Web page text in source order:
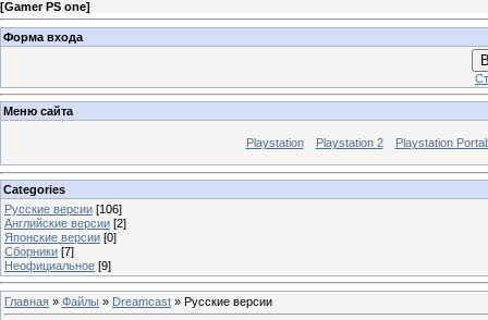
[Gamer PS one]
Форма входа
Меню сайта
Playstation Playstation 2 Playstation
Categories
Русские версии [106]
Английские версии [2]
Японские версии [0]
Сборники [7]
Неофициальное [9]
Главная » Файлы » Dreamcast » Русские версии